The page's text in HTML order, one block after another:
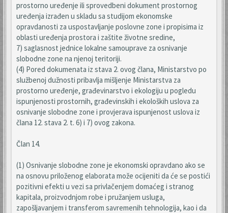
prostorno uređenje ili sprovedbeni dokument prostornog
uređenja izrađen u skladu sa studijom ekonomske
opravdanosti za uspostavljanje poslovne zone i propisima iz
oblasti uređenja prostora i zaštite životne sredine,
7) saglasnost jednice lokalne samouprave za osnivanje
slobodne zone na njenoj teritoriji.
(4) Pored dokumenata iz stava 2. ovog člana, Ministarstvo po
službenoj dužnosti pribavlja mišljenje Ministarstva za
prostorno uređenje, građevinarstvo i ekologiju u pogledu
ispunjenosti prostornih, građevinskih i ekoloških uslova za
osnivanje slobodne zone i provjerava ispunjenost uslova iz
člana 12. stava 2. t. 6) i 7) ovog zakona.
Član 14.
(1) Osnivanje slobodne zone je ekonomski opravdano ako se
na osnovu priloženog elaborata može ocijeniti da će se postići
pozitivni efekti u vezi sa privlačenjem domaćeg i stranog
kapitala, proizvodnjom robe i pružanjem usluga,
zapošljavanjem i transferom savremenih tehnologija, kao i da